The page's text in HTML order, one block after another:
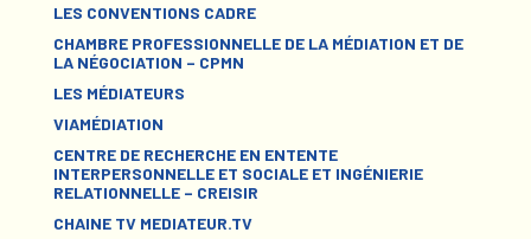
LES CONVENTIONS CADRE
CHAMBRE PROFESSIONNELLE DE LA MÉDIATION ET DE
LA NÉGOCIATION – CPMN
LES MÉDIATEURS
VIAMÉDIATION
CENTRE DE RECHERCHE EN ENTENTE
INTERPERSONNELLE ET SOCIALE ET INGÉNIERIE
RELATIONNELLE – CREISIR
CHAINE TV MEDIATEUR.TV